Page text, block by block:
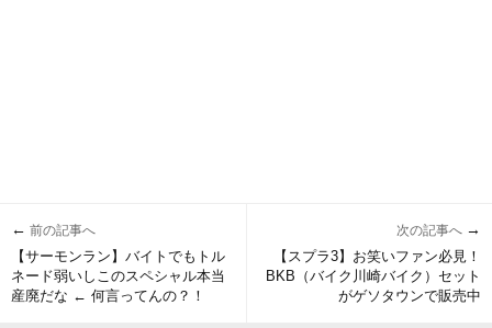
← 前の記事へ
【サーモンラン】バイトでもトル
ネード弱いしこのスペシャル本当
産廃だな ← 何言ってんの？！
次の記事へ →
【スプラ3】お笑いファン必見！
BKB（バイク川崎バイク）セット
がゲソタウンで販売中